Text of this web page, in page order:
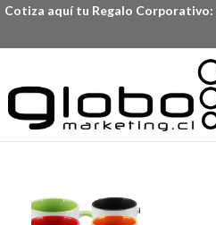
Cotiza aquí tu Regalo Corporativo: